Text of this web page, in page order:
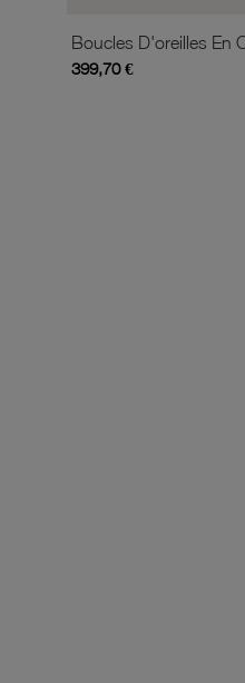
399,70 €